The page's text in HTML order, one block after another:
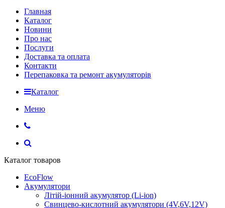
Главная
Каталог
Новини
Про нас
Послуги
Доставка та оплата
Контакти
Перепаковка та ремонт акумуляторів
Каталог
Меню
Каталог товаров
EcoFlow
Акумулятори
Літій-іонний акумулятор (Li-ion)
Свинцево-кислотний акумулятори (4V,6V,12V)